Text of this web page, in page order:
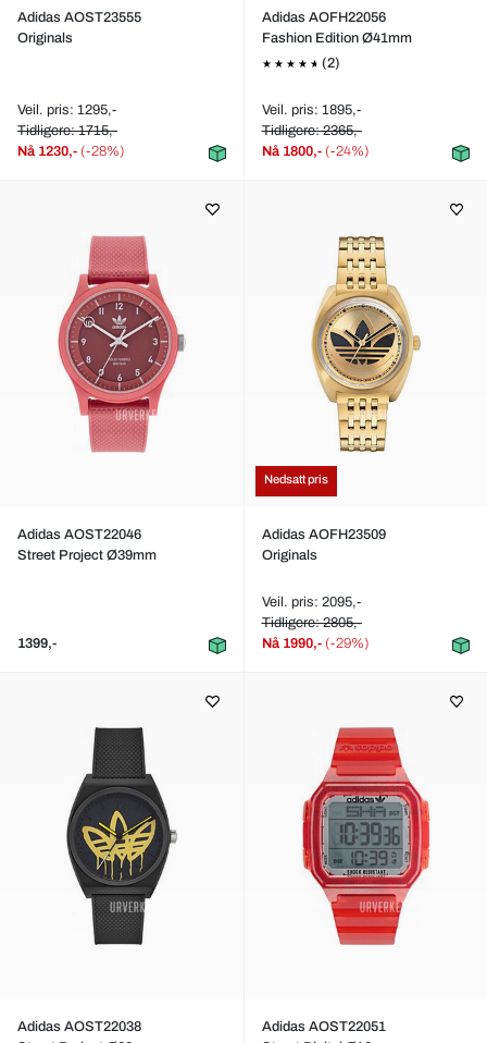
Adidas AOST23555
Originals
Veil. pris: 1295,-
Tidligere: 1715,-
Nå 1230,- (-28%)
Adidas AOFH22056
Fashion Edition Ø41mm
(2)
Veil. pris: 1895,-
Tidligere: 2365,-
Nå 1800,- (-24%)
Adidas AOST22046
Street Project Ø39mm
1399,-
Nedsatt pris
Adidas AOFH23509
Originals
Veil. pris: 2095,-
Tidligere: 2805,-
Nå 1990,- (-29%)
Adidas AOST22038
Adidas AOST22051